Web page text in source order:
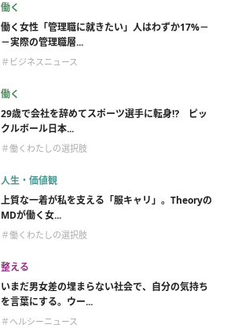
働く
働く女性「管理職に就きたい」人はわずか17%－
－実際の管理職層...
＃ビジネスニュース
働く
29歳で会社を辞めてスポーツ選手に転身⁉︎ ピッ
クルボール日本...
＃働くわたしの選択肢
人生・価値観
上質な一着が私を支える「服キャリ」。Theoryの
MDが働く女...
＃働くわたしの選択肢
整える
いまだ男女差の埋まらない社会で、自分の気持ち
を言葉にする。ウー...
＃ヘルシーニュース